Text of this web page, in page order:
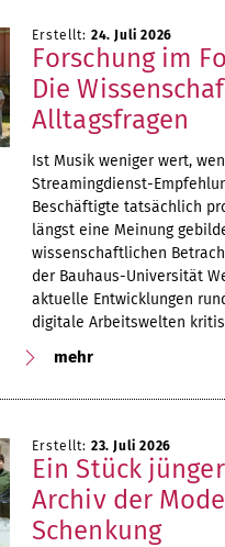
Erstellt: 24. Juli 2026
Forschung im
Die
Alltagsfragen
Ist Musik weniger wert,
Streamingdienst-
Beschäftigte tatsächlich
längst eine Meinung
wissenschaftlichen
der Bauhaus-Universität
aktuelle Entwicklungen
digitale Arbeitswelten
mehr
Erstellt: 23. Juli 2026
Ein Stück
Archiv der
Schenkung